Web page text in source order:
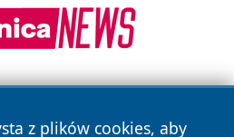
z plików cookies, aby